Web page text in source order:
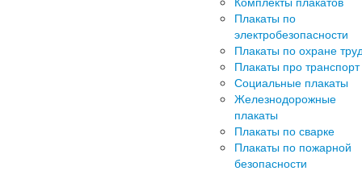
Плакаты по
электробезопасности
Плакаты по охране
Плакаты про транспорт
Социальные плакаты
Железнодорожные
плакаты
Плакаты по сварке
Плакаты по пожарной
безопасности